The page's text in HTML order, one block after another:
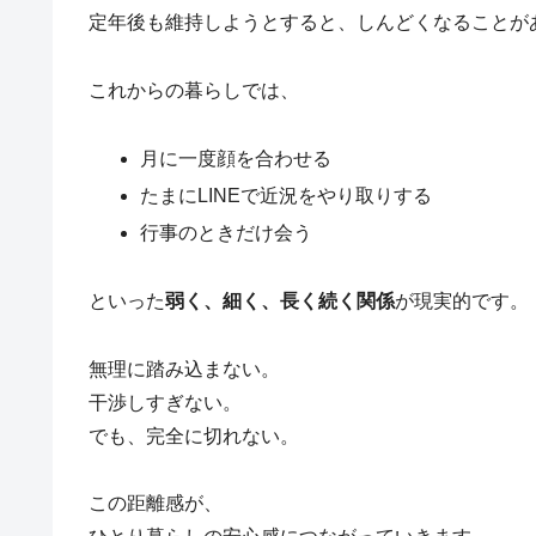
定年後も維持しようとすると、しんどくなることが
これからの暮らしでは、
月に一度顔を合わせる
たまにLINEで近況をやり取りする
行事のときだけ会う
といった弱く、細く、長く続く関係が現実的です。
無理に踏み込まない。
干渉しすぎない。
でも、完全に切れない。
この距離感が、